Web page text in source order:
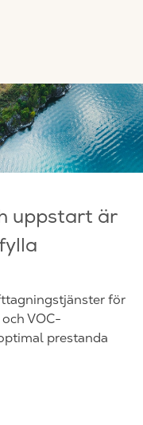
uppstart är
för
VOC-
prestanda